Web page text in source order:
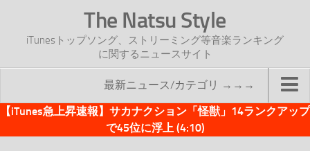
The Natsu Style
iTunesトップソング、ストリーミング等音楽ランキング
に関するニュースサイト
最新ニュース/カテゴリ →→→
TOP
【iTunes急上昇速報】サカナクション「怪獣」14ランクアップ
で45位に浮上 (4:10)